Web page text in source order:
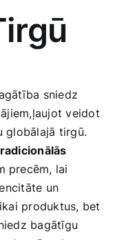
sniedz
veidot
globālajā tirgū.
precēm, lai
un
produktus,‍ bet
bagātīgu